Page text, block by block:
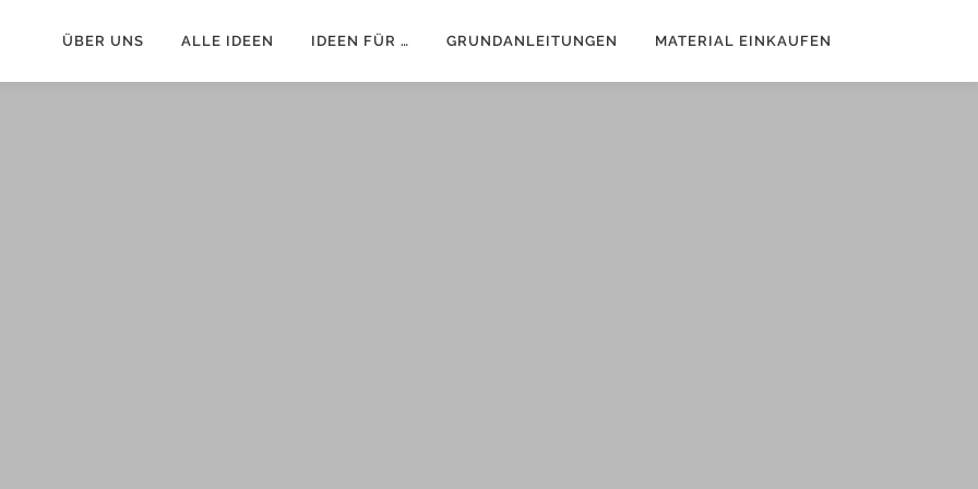
ÜBER UNS ALLE IDEEN IDEEN FÜR … GRUNDANLEITUNGEN MATERIAL EINKAUFEN